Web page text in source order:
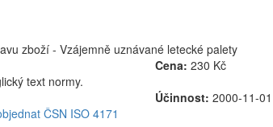
zboží - Vzájemně uznávané letecké palety
Cena: 230 Kč
text normy.
Účinnost: 2000-11-01
ČSN ISO 4171